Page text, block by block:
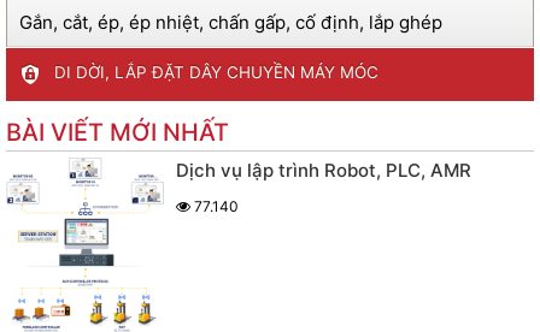
Gắn, cắt, ép, ép nhiệt, chấn gấp, cố định, lắp ghép
DI DỜI, LẮP ĐẶT DÂY CHUYỀN MÁY MÓC
BÀI VIẾT MỚI NHẤT
Dịch vụ lập trình Robot, PLC, AMR
77.140